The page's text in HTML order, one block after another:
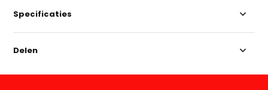
Specificaties
Delen